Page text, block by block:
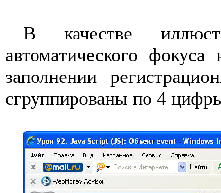
В качестве
автоматического
заполнении
сгруппированы по 4